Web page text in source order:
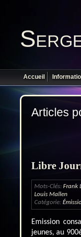
Accueil
Articles
Libre
Mots-Clés: Frank
Louis Mallen
Catégorie:
Emission
jeunes, au